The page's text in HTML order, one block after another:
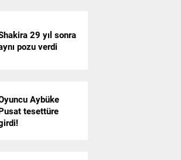
29 yıl sonra
pozu verdi
Aybüke
tesettüre